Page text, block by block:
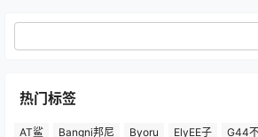
热门标签
AT鲨 Bangni邦尼 Byoru ElyEE子
G44